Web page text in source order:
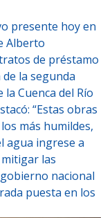
presente hoy en
Alberto
de préstamo
la segunda
Cuenca del Río
“Estas obras
más humildes,
agua ingrese a
las
nacional
puesta en los